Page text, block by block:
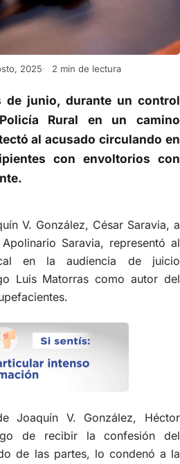
2025 2 min de lectura
de junio, durante un control
Rural en un camino
al acusado circulando en
con envoltorios con
V. González, César Saravia, a
Saravia, representó al
en la audiencia de juicio
Luis Matorras como autor del
Joaquín V. González, Héctor
de recibir la confesión del
de las partes, lo condenó a la